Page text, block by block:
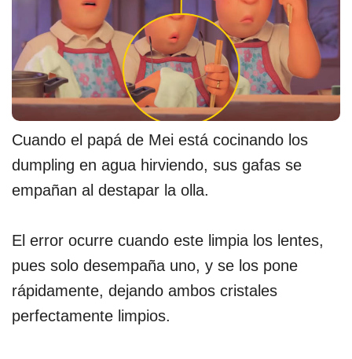
Cuando el papá de Mei está cocinando los
dumpling en agua hirviendo, sus gafas se
empañan al destapar la olla.
El error ocurre cuando este limpia los lentes,
pues solo desempaña uno, y se los pone
rápidamente, dejando ambos cristales
perfectamente limpios.